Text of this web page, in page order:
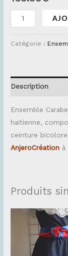
Catégorie :
Description
Ensemble
haïtienne,
ceinture
AnjeroCréation à
Produits